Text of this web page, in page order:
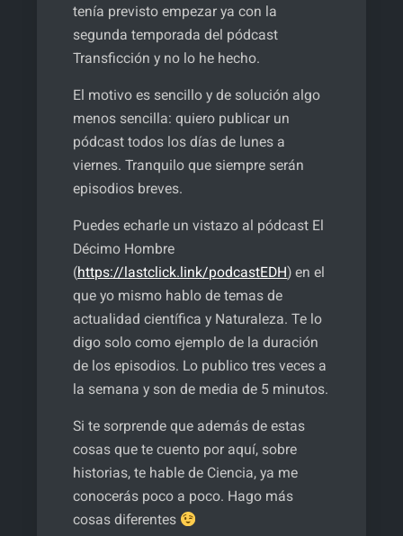
tenía previsto empezar ya con la
segunda temporada del pódcast
Transficción y no lo he hecho.
El motivo es sencillo y de solución algo
menos sencilla: quiero publicar un
pódcast todos los días de lunes a
viernes. Tranquilo que siempre serán
episodios breves.
Puedes echarle un vistazo al pódcast El
Décimo Hombre
(https://lastclick.link/podcastEDH) en el
que yo mismo hablo de temas de
actualidad científica y Naturaleza. Te lo
digo solo como ejemplo de la duración
de los episodios. Lo publico tres veces a
la semana y son de media de 5 minutos.
Si te sorprende que además de estas
cosas que te cuento por aquí, sobre
historias, te hable de Ciencia, ya me
conocerás poco a poco. Hago más
cosas diferentes